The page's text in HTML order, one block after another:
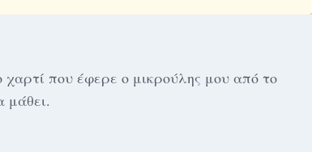
που έφερε ο μικρούλης μου από το
μάθει.